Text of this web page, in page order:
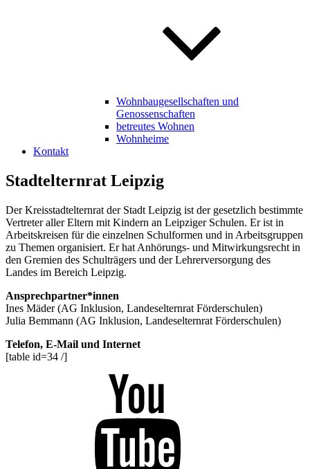
Wohnbaugesellschaften und
Genossenschaften
betreutes Wohnen
Wohnheime
Kontakt
Stadtelternrat Leipzig
Der Kreisstadtelternrat der Stadt Leipzig ist der gesetzlich bestimmte
Vertreter aller Eltern mit Kindern an Leipziger Schulen. Er ist in
Arbeitskreisen für die einzelnen Schulformen und in Arbeitsgruppen
zu Themen organisiert. Er hat Anhörungs- und Mitwirkungsrecht in
den Gremien des Schulträgers und der Lehrerversorgung des
Landes im Bereich Leipzig.
Ansprechpartner*innen
Ines Mäder (AG Inklusion, Landeselternrat Förderschulen)
Julia Bemmann (AG Inklusion, Landeselternrat Förderschulen)
Telefon, E-Mail und Internet
[table id=34 /]